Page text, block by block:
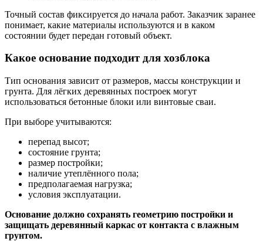
Точный состав фиксируется до начала работ. Заказчик заранее
понимает, какие материалы используются и в каком
состоянии будет передан готовый объект.
Какое основание подходит для хозблока
Тип основания зависит от размеров, массы конструкции и
грунта. Для лёгких деревянных построек могут
использоваться бетонные блоки или винтовые сваи.
При выборе учитываются:
перепад высот;
состояние грунта;
размер постройки;
наличие утеплённого пола;
предполагаемая нагрузка;
условия эксплуатации.
Основание должно сохранять геометрию постройки и
защищать деревянный каркас от контакта с влажным
грунтом.